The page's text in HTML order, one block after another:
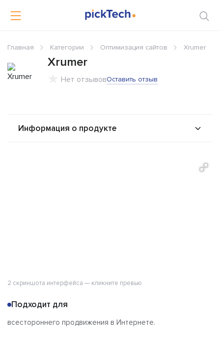
Главная Категории Оптимизация сайтов Xrumer
Xrumer
Нет отзывовОставить отзыв
Информация о продукте
2 скриншота интерфейса — кликните превью
Подходит для
всестороннего продвижения в Интернете.